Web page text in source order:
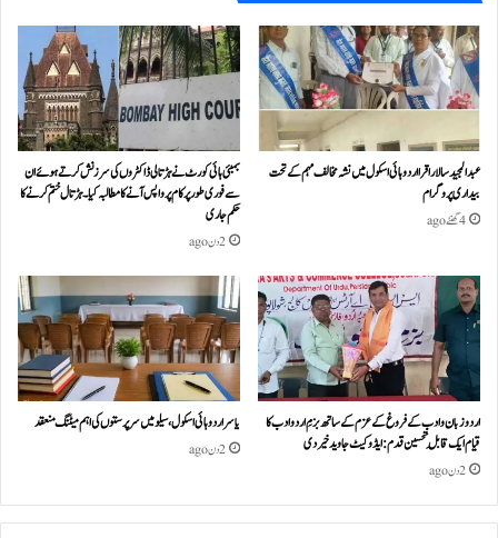
عبدالمجید سالار اقرا اردو ہائی اسکول میں نشہ مخالف مہم کے تحت
بیداری پروگرام
4 گھنٹے ago
بمبئی ہائی کورٹ نے ہڑتالی ڈاکٹروں کی سرزنش کرتے ہوئے ان
سے فوری طور پر کام پر واپس آنے کا مطالبہ کیا۔ہڑتال ختم کرنے کا
حکم جاری
2 دن ago
اردو زبان و ادب کے فروغ کے عزم کے ساتھ بزمِ اردو ادب کا
قیام ایک قابلِ تحسین قدم : ایڈوکیٹ جاوید خیردی
2 دن ago
یاسر اردو ہائی اسکول، سیلو میں سرپرستوں کی اہم میٹنگ منعقد
2 دن ago